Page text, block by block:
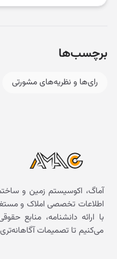
برچسب‌ها
رای‌ها و نظریه‌های مشورتی
آماگ، اکوسیستم زمین و
اطلاعات تخصصی املاک و
با ارائه دانشنامه، منابع
می‌کنیم تا تصمیمات